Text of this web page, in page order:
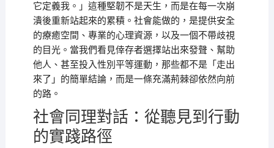
它定義我。」這種堅韌不是天生，而是在每一次崩
潰後重新站起來的累積。社會能做的，是提供安全
的療癒空間、專業的心理資源，以及一個不帶歧視
的目光。當我們看見倖存者選擇站出來發聲、幫助
他人、甚至投入性別平等運動，那些都不是「走出
來了」的簡單結論，而是一條充滿荊棘卻依然向前
的路。
社會同理對話：從聽見到行動
的實踐路徑